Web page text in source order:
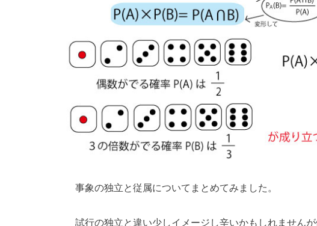
事象の独立と従属についてまとめてみました。
試行の独立と違い少しイメージし辛いかもしれません